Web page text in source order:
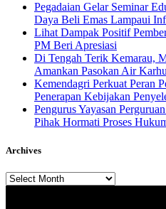
Pegadaian Gelar Seminar
Daya Beli Emas Lampaui
Lihat Dampak Positif
PM Beri Apresiasi
​Di Tengah Terik Kemarau,
Amankan Pasokan Air
Kemendagri Perkuat Peran
Penerapan Kebijakan
Pengurus Yayasan
Pihak Hormati Proses
Archives
Archives